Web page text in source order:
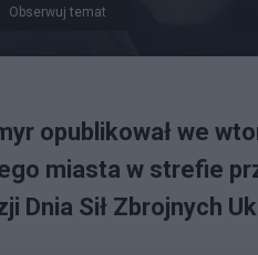
Obserwuj temat
opublikował we
miasta w strefie
Dnia Sił Zbrojnych